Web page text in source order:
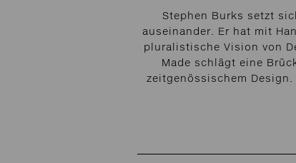
Stephen Burks setzt
auseinander. Er hat mit
pluralistische Vision von
Made schlägt eine
zeitgenössischem